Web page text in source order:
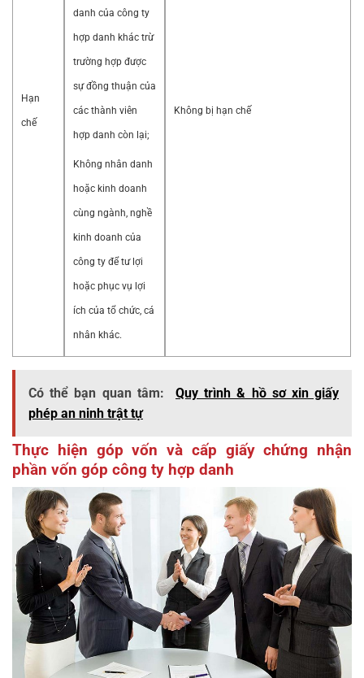
Hạn
chế
danh của công ty
hợp danh khác trừ
trường hợp được
sự đồng thuận của
các thành viên
hợp danh còn lại;
Không nhân danh
hoặc kinh doanh
cùng ngành, nghề
kinh doanh của
công ty để tư lợi
hoặc phục vụ lợi
ích của tổ chức, cá
nhân khác.
Không bị hạn chế
Có thể bạn quan tâm:
Quy trình & hồ sơ xin giấy
phép an ninh trật tự
Thực hiện góp vốn và cấp giấy chứng nhận
phần vốn góp công ty hợp danh